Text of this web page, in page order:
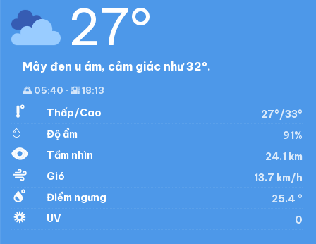
27°
Mây đen u ám, cảm giác như 32°.
🌅 05:40 · 🌇 18:13
Thấp/Cao
27°/33°
Độ ẩm
91%
Tầm nhìn
24.1 km
Gió
13.7 km/h
Điểm ngưng
25.4 °
UV
0